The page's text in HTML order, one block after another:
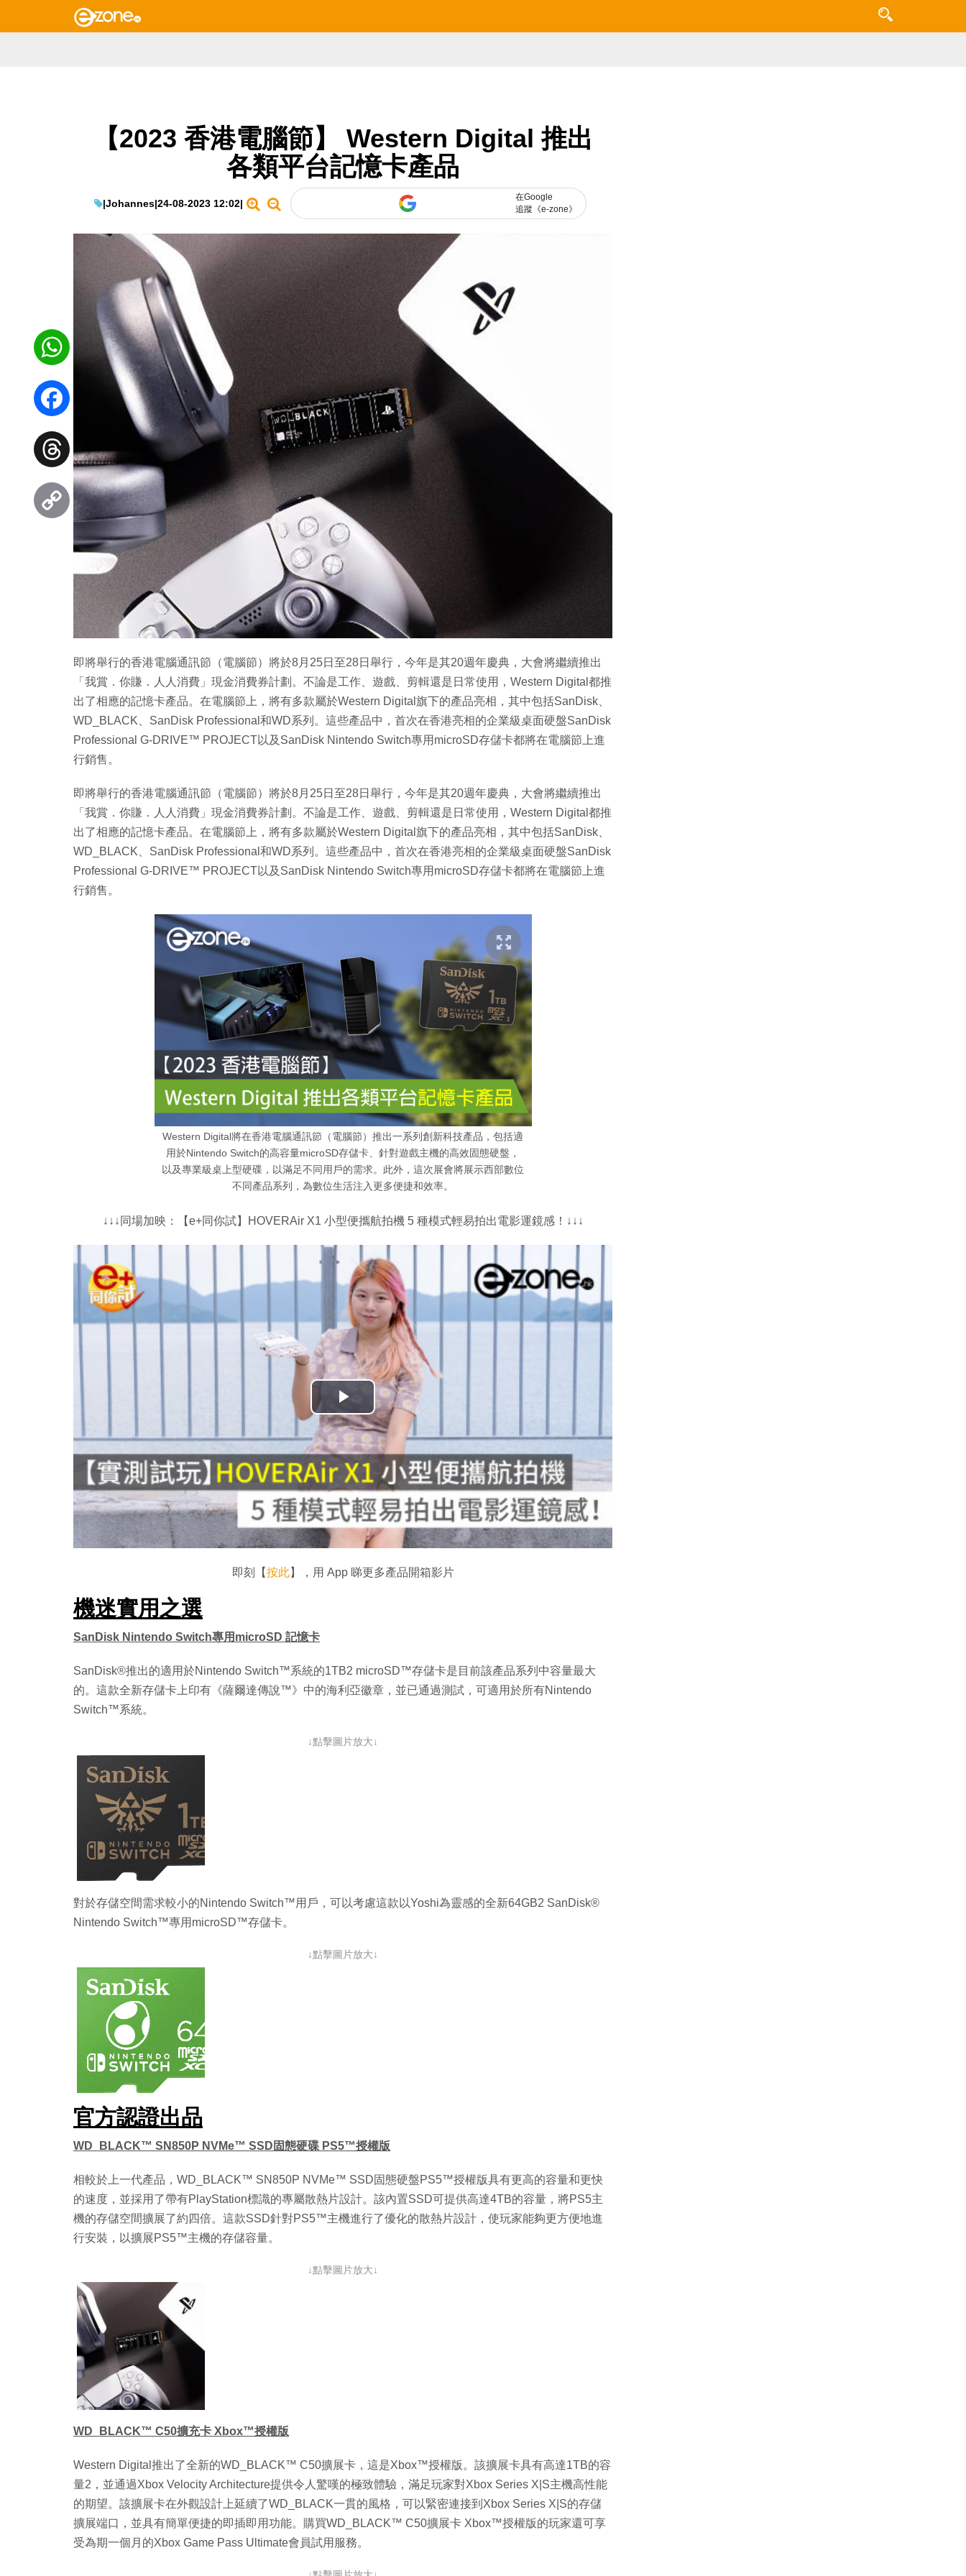
【2023 香港電腦節】 Western Digital 推出
各類平台記憶卡產品
|Johannes|24-08-2023 12:02|
在Google
追蹤《e-zone》
即將舉行的香港電腦通訊節（電腦節）將於8月25日至28日舉行，今年是其20週年慶典，大會將繼續推出
「我賞．你賺．人人消費」現金消費券計劃。不論是工作、遊戲、剪輯還是日常使用，Western Digital都推
出了相應的記憶卡產品。在電腦節上，將有多款屬於Western Digital旗下的產品亮相，其中包括SanDisk、
WD_BLACK、SanDisk Professional和WD系列。這些產品中，首次在香港亮相的企業級桌面硬盤SanDisk
Professional G-DRIVE™ PROJECT以及SanDisk Nintendo Switch專用microSD存儲卡都將在電腦節上進
行銷售。
即將舉行的香港電腦通訊節（電腦節）將於8月25日至28日舉行，今年是其20週年慶典，大會將繼續推出
「我賞．你賺．人人消費」現金消費券計劃。不論是工作、遊戲、剪輯還是日常使用，Western Digital都推
出了相應的記憶卡產品。在電腦節上，將有多款屬於Western Digital旗下的產品亮相，其中包括SanDisk、
WD_BLACK、SanDisk Professional和WD系列。這些產品中，首次在香港亮相的企業級桌面硬盤SanDisk
Professional G-DRIVE™ PROJECT以及SanDisk Nintendo Switch專用microSD存儲卡都將在電腦節上進
行銷售。
Western Digital將在香港電腦通訊節（電腦節）推出一系列創新科技產品，包括適
用於Nintendo Switch的高容量microSD存儲卡、針對遊戲主機的高效固態硬盤，
以及專業級桌上型硬碟，以滿足不同用戶的需求。此外，這次展會將展示西部數位
不同產品系列，為數位生活注入更多便捷和效率。
↓↓↓同場加映：【e+同你試】HOVERAir X1 小型便攜航拍機 5 種模式輕易拍出電影運鏡感！↓↓↓
播
放
影
片
即刻【按此】，用 App 睇更多產品開箱影片
機迷實用之選
SanDisk Nintendo Switch專用microSD 記憶卡
SanDisk®推出的適用於Nintendo Switch™系統的1TB2 microSD™存儲卡是目前該產品系列中容量最大
的。這款全新存儲卡上印有《薩爾達傳說™》中的海利亞徽章，並已通過測試，可適用於所有Nintendo
Switch™系統。
↓點擊圖片放大↓
對於存儲空間需求較小的Nintendo Switch™用戶，可以考慮這款以Yoshi為靈感的全新64GB2 SanDisk®
Nintendo Switch™專用microSD™存儲卡。
↓點擊圖片放大↓
官方認證出品
WD_BLACK™ SN850P NVMe™ SSD固態硬碟 PS5™授權版
相較於上一代產品，WD_BLACK™ SN850P NVMe™ SSD固態硬盤PS5™授權版具有更高的容量和更快
的速度，並採用了帶有PlayStation標識的專屬散熱片設計。該內置SSD可提供高達4TB的容量，將PS5主
機的存儲空間擴展了約四倍。這款SSD針對PS5™主機進行了優化的散熱片設計，使玩家能夠更方便地進
行安裝，以擴展PS5™主機的存儲容量。
↓點擊圖片放大↓
WD_BLACK™ C50擴充卡 Xbox™授權版
Western Digital推出了全新的WD_BLACK™ C50擴展卡，這是Xbox™授權版。該擴展卡具有高達1TB的容
量2，並通過Xbox Velocity Architecture提供令人驚嘆的極致體驗，滿足玩家對Xbox Series X|S主機高性能
的期望。該擴展卡在外觀設計上延續了WD_BLACK一貫的風格，可以緊密連接到Xbox Series X|S的存儲
擴展端口，並具有簡單便捷的即插即用功能。購買WD_BLACK™ C50擴展卡 Xbox™授權版的玩家還可享
受為期一個月的Xbox Game Pass Ultimate會員試用服務。
WhatsApp
Facebook
Threads
Copy